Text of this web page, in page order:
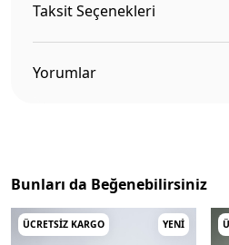
Taksit Seçenekleri
Yorumlar
Bunları da Beğenebilirsiniz
ÜCRETSIZ KARGO YENI